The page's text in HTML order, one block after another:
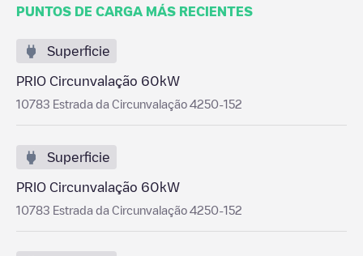
PUNTOS DE CARGA MÁS RECIENTES
Superficie
PRIO Circunvalação 60kW
10783 Estrada da Circunvalação 4250-152
Superficie
PRIO Circunvalação 60kW
10783 Estrada da Circunvalação 4250-152